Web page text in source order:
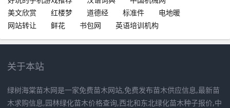
美文欣赏
红楼梦 道德经 标准件
电地暖
网站转让
鲜花 书包网 英语培训机构
关于本站
绿树海棠苗木网是一家免费苗木网站,免费发布苗木供应信息,最新苗
木求购信息,园林绿化苗木价格查询,西北和东北绿化苗木种子报价,中